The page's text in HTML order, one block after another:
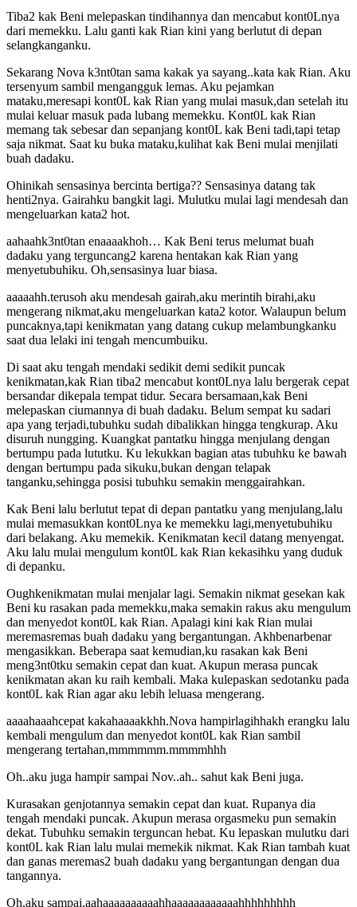
Tiba2 kak Beni melepaskan tindihannya dan mencabut kont0Lnya
dari memekku. Lalu ganti kak Rian kini yang berlutut di depan
selangkanganku.
Sekarang Nova k3nt0tan sama kakak ya sayang..kata kak Rian. Aku
tersenyum sambil mengangguk lemas. Aku pejamkan
mataku,meresapi kont0L kak Rian yang mulai masuk,dan setelah itu
mulai keluar masuk pada lubang memekku. Kont0L kak Rian
memang tak sebesar dan sepanjang kont0L kak Beni tadi,tapi tetap
saja nikmat. Saat ku buka mataku,kulihat kak Beni mulai menjilati
buah dadaku.
Ohinikah sensasinya bercinta bertiga?? Sensasinya datang tak
henti2nya. Gairahku bangkit lagi. Mulutku mulai lagi mendesah dan
mengeluarkan kata2 hot.
aahaahk3nt0tan enaaaakhoh… Kak Beni terus melumat buah
dadaku yang terguncang2 karena hentakan kak Rian yang
menyetubuhiku. Oh,sensasinya luar biasa.
aaaaahh.terusoh aku mendesah gairah,aku merintih birahi,aku
mengerang nikmat,aku mengeluarkan kata2 kotor. Walaupun belum
puncaknya,tapi kenikmatan yang datang cukup melambungkanku
saat dua lelaki ini tengah mencumbuiku.
Di saat aku tengah mendaki sedikit demi sedikit puncak
kenikmatan,kak Rian tiba2 mencabut kont0Lnya lalu bergerak cepat
bersandar dikepala tempat tidur. Secara bersamaan,kak Beni
melepaskan ciumannya di buah dadaku. Belum sempat ku sadari
apa yang terjadi,tubuhku sudah dibalikkan hingga tengkurap. Aku
disuruh nungging. Kuangkat pantatku hingga menjulang dengan
bertumpu pada lututku. Ku lekukkan bagian atas tubuhku ke bawah
dengan bertumpu pada sikuku,bukan dengan telapak
tanganku,sehingga posisi tubuhku semakin menggairahkan.
Kak Beni lalu berlutut tepat di depan pantatku yang menjulang,lalu
mulai memasukkan kont0Lnya ke memekku lagi,menyetubuhiku
dari belakang. Aku memekik. Kenikmatan kecil datang menyengat.
Aku lalu mulai mengulum kont0L kak Rian kekasihku yang duduk
di depanku.
Oughkenikmatan mulai menjalar lagi. Semakin nikmat gesekan kak
Beni ku rasakan pada memekku,maka semakin rakus aku mengulum
dan menyedot kont0L kak Rian. Apalagi kini kak Rian mulai
meremasremas buah dadaku yang bergantungan. Akhbenarbenar
mengasikkan. Beberapa saat kemudian,ku rasakan kak Beni
meng3nt0tku semakin cepat dan kuat. Akupun merasa puncak
kenikmatan akan ku raih kembali. Maka kulepaskan sedotanku pada
kont0L kak Rian agar aku lebih leluasa mengerang.
aaaahaaahcepat kakahaaaakkhh.Nova hampirlagihhakh erangku lalu
kembali mengulum dan menyedot kont0L kak Rian sambil
mengerang tertahan,mmmmmm.mmmmhhh
Oh..aku juga hampir sampai Nov..ah.. sahut kak Beni juga.
Kurasakan genjotannya semakin cepat dan kuat. Rupanya dia
tengah mendaki puncak. Akupun merasa orgasmeku pun semakin
dekat. Tubuhku semakin terguncan hebat. Ku lepaskan mulutku dari
kont0L kak Rian lalu mulai memekik nikmat. Kak Rian tambah kuat
dan ganas meremas2 buah dadaku yang bergantungan dengan dua
tangannya.
Oh,aku sampai.aahaaaaaaaaaahhaaaaaaaaaaaahhhhhhhhh